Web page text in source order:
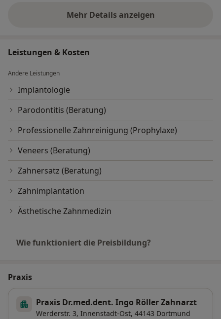
Mehr Details anzeigen
über Erfahrungen
Leistungen & Kosten
Andere Leistungen
Implantologie
Parodontitis (Beratung)
Professionelle Zahnreinigung (Prophylaxe)
Veneers (Beratung)
Zahnersatz (Beratung)
Zahnimplantation
Ästhetische Zahnmedizin
Wie funktioniert die Preisbildung?
Praxis
Praxis Dr.med.dent. Ingo Röller Zahnarzt
Werderstr. 3, Innenstadt-Ost, 44143 Dortmund